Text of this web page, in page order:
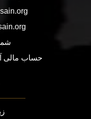
حساب مالی